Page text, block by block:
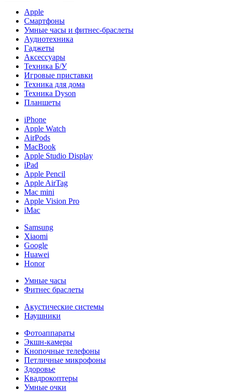
Apple
Смартфоны
Умные часы и фитнес-браслеты
Аудиотехника
Гаджеты
Аксессуары
Техника Б/У
Игровые приставки
Техника для дома
Техника Dyson
Планшеты
iPhone
Apple Watch
AirPods
MacBook
Apple Studio Display
iPad
Apple Pencil
Apple AirTag
Mac mini
Apple Vision Pro
iMac
Samsung
Xiaomi
Google
Huawei
Honor
Умные часы
Фитнес браслеты
Акустические системы
Наушники
Фотоаппараты
Экшн-камеры
Кнопочные телефоны
Петличные микрофоны
Здоровье
Квадрокоптеры
Умные очки